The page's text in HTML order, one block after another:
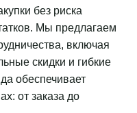
без риска
Мы предлагаем
включая
скидки и гибкие
обеспечивает
от заказа до